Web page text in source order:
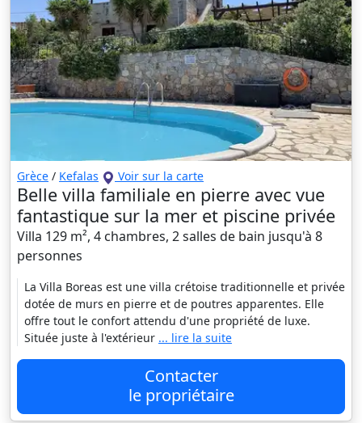
Grèce / Kefalas Voir sur la carte
Belle villa familiale en pierre avec vue
fantastique sur la mer et piscine privée
Villa 129 m², 4 chambres, 2 salles de bain jusqu'à 8
personnes
La Villa Boreas est une villa crétoise traditionnelle et privée
dotée de murs en pierre et de poutres apparentes. Elle
offre tout le confort attendu d'une propriété de luxe.
Située juste à l'extérieur ... lire la suite
Contacter
le propriétaire